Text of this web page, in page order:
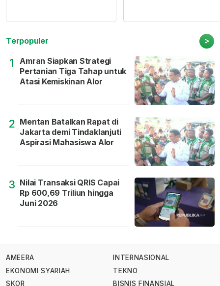
Terpopuler >
1
Amran Siapkan Strategi
Pertanian Tiga Tahap untuk
Atasi Kemiskinan Alor
2 Mentan Batalkan Rapat di
Jakarta demi Tindaklanjuti
Aspirasi Mahasiswa Alor
3 Nilai Transaksi QRIS Capai
Rp 600,69 Triliun hingga
Juni 2026
AMEERA
EKONOMI SYARIAH
SKOR
INTERNASIONAL
TEKNO
BISNIS FINANSIAL